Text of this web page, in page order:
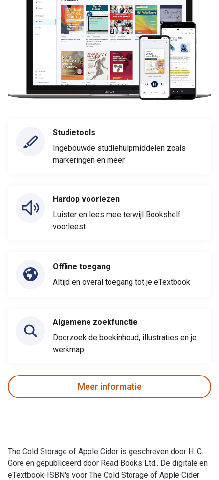
Studietools
Ingebouwde studiehulpmiddelen zoals
markeringen en meer
Hardop voorlezen
Luister en lees mee terwijl Bookshelf
voorleest
Offline toegang
Altijd en overal toegang tot je eTextbook
Algemene zoekfunctie
Doorzoek de boekinhoud, illustraties en je
werkmap
Meer informatie
The Cold Storage of Apple Cider is geschreven door H. C.
Gore en gepubliceerd door Read Books Ltd.. De digitale en
eTextbook-ISBN's voor The Cold Storage of Apple Cider